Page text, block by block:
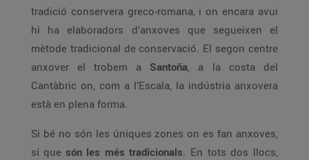
tradició conservera greco-romana, i on encara avui
hi ha elaboradors d’anxoves que segueixen el
mètode tradicional de conservació. El segon centre
anxover el trobem a Santoña, a la costa del
Cantàbric on, com a l’Escala, la indústria anxovera
està en plena forma.
Si bé no són les úniques zones on es fan anxoves,
sí que són les més tradicionals. En tots dos llocs,